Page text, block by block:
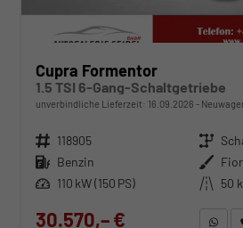
Cupra Formentor
1.5 TSI 6-Gang-Schaltgetriebe
unverbindliche Lieferzeit: 16.09.2026
Fahrzeugnr. 118905 Getriebe
Kraftstoff Benzin Außenfarbe
Leistung 110 kW (150 PS) Kilometerstand 50
30.570,– €